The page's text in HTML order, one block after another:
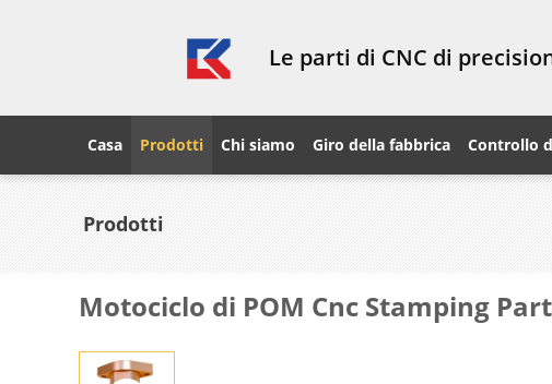
Le parti di CNC di
Casa Prodotti Chi siamo Giro della fabbrica Controllo
Prodotti
Motociclo di POM Cnc Stamping